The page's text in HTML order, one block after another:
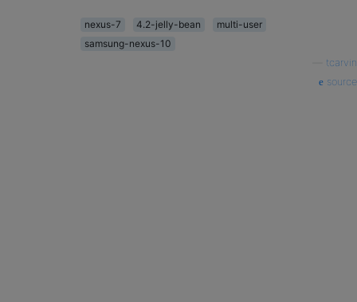
nexus-7 4.2-jelly-bean
multi-user
samsung-nexus-10
tcarvin
source